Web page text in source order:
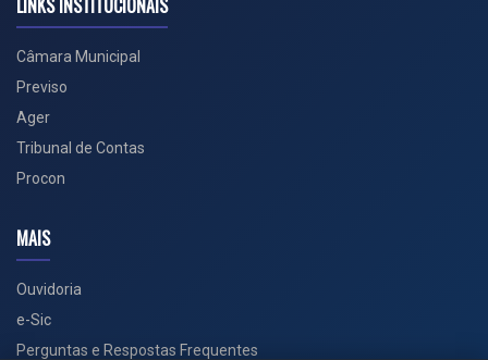
Câmara Municipal
Previso
Ager
Tribunal de Contas
Procon
MAIS
Ouvidoria
e-Sic
Perguntas e Respostas Frequentes